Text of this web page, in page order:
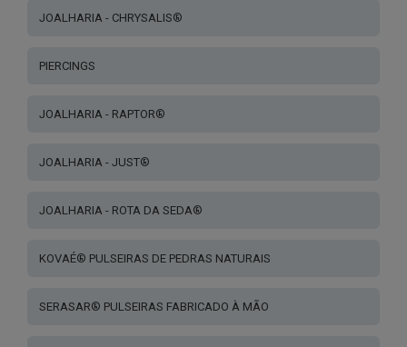
JOALHARIA - CHRYSALIS®
PIERCINGS
JOALHARIA - RAPTOR®
JOALHARIA - JUST®
JOALHARIA - ROTA DA SEDA®
KOVAÉ® PULSEIRAS DE PEDRAS NATURAIS
SERASAR® PULSEIRAS FABRICADO À MÃO